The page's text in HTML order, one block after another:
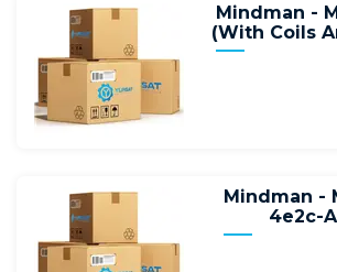
Mindman -
(With Coils
Mindman -
4e2c-